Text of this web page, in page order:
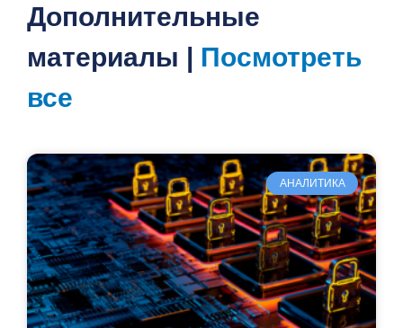
Дополнительные
материалы | Посмотреть
все
АНАЛИТИКА